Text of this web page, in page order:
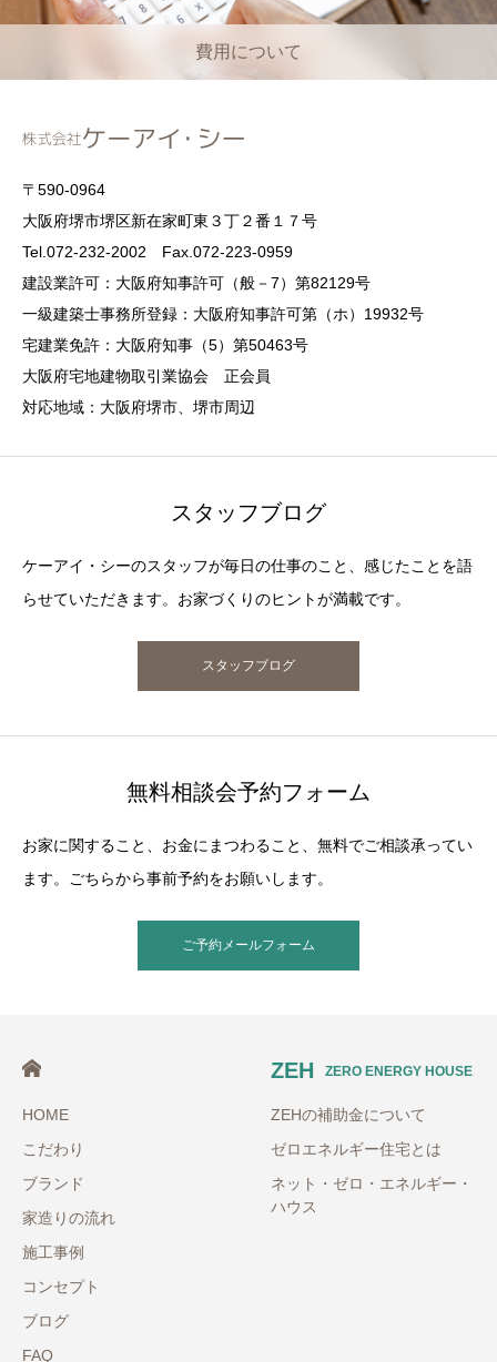
費用について
〒590-0964
大阪府堺市堺区新在家町東３丁２番１７号
Tel.072-232-2002 Fax.072-223-0959
建設業許可：大阪府知事許可（般－7）第82129号
一級建築士事務所登録：大阪府知事許可第（ホ）19932号
宅建業免許：大阪府知事（5）第50463号
大阪府宅地建物取引業協会 正会員
対応地域：大阪府堺市、堺市周辺
スタッフブログ
ケーアイ・シーのスタッフが毎日の仕事のこと、感じたことを語
らせていただきます。お家づくりのヒントが満載です。
スタッフブログ
無料相談会予約フォーム
お家に関すること、お金にまつわること、無料でご相談承ってい
ます。ごちらから事前予約をお願いします。
ご予約メールフォーム
HOME
こだわり
ブランド
家造りの流れ
施工事例
コンセプト
ブログ
FAQ
ZEH ZERO ENERGY HOUSE
ZEHの補助金について
ゼロエネルギー住宅とは
ネット・ゼロ・エネルギー・
ハウス